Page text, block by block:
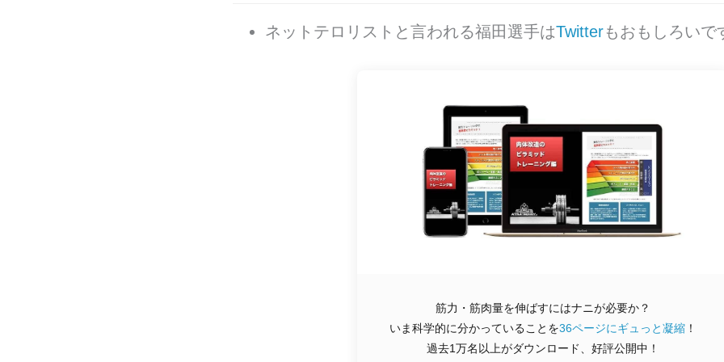
ネットテロリストと言われる福田選手はTwitterもおもしろいで
筋力・筋肉量を伸ばすにはナニが必要か？
いま科学的に分かっていることを36ページにギュっと凝縮 ！
過去1万名以上がダウンロード、好評公開中！